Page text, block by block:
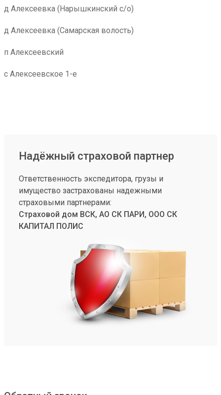
д Алексеевка (Нарышкинский с/о)
д Алексеевка (Самарская волость)
п Алексеевский
с Алексеевское 1-е
Надёжный страховой партнер
Ответственность экспедитора, грузы и
имущество застрахованы надежными
страховыми партнерами:
Страховой дом ВСК, АО СК ПАРИ, ООО СК
КАПИТАЛ ПОЛИС